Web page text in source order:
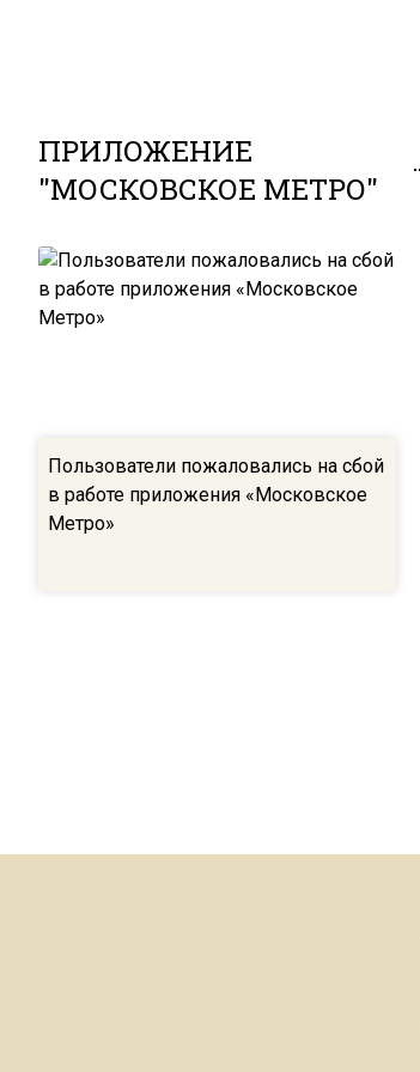
ПРИЛОЖЕНИЕ
"МОСКОВСКОЕ МЕТРО"
Пользователи пожаловались на сбой
в работе приложения «Московское
Метро»